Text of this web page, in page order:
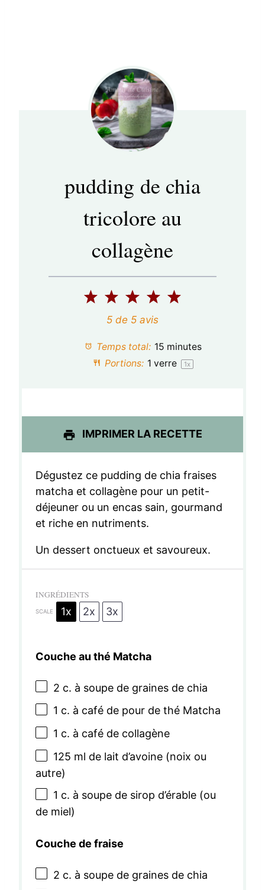
pudding de chia
tricolore au
collagène
5
t
o
e
s
4
t
o
e
s
3
é
t
o
e
s
2
é
t
o
e
s
1
t
o
e
5de 5 avis
Temps total: 15 minutes
Portions: 1 verre 1x
IMPRIMER LA RECETTE
Dégustez ce pudding de chia fraises
matcha et collagène pour un petit-
déjeuner ou un encas sain, gourmand
et riche en nutriments.
Un dessert onctueux et savoureux.
INGRÉDIENTS
SCALE 1x 2x 3x
Couche au thé Matcha
2 c. à soupe de graines de chia
1 c. à café de pour de thé Matcha
1 c. à café de collagène
125 ml de lait d’avoine (noix ou
autre)
1 c. à soupe de sirop d’érable (ou
de miel)
Couche de fraise
2 c. à soupe de graines de chia